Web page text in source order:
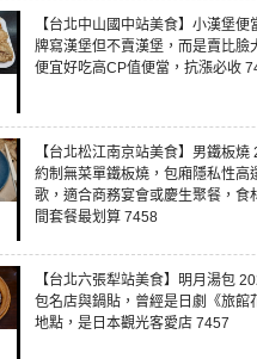
【台北中山國中站美食】小漢堡便
牌寫漢堡但不賣漢堡，而是賣比臉
便宜好吃高CP值便當，抗漲必收
【台北松江南京站美食】男鐵板燒
約制無菜單鐵板燒，包廂隱私性高
歌，適合商務宴會或慶生聚餐，食
間套餐最划算 7458
【台北六張犁站美食】明月湯包
包名店與鍋貼，曾經是日劇《旅館
地點，是日本觀光客愛店 7457